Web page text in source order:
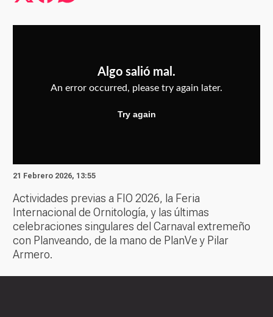
21 Febrero 2026, 13:55
Actividades previas a FIO 2026, la Feria
Internacional de Ornitología, y las últimas
celebraciones singulares del Carnaval extremeño
con Planveando, de la mano de PlanVe y Pilar
Armero.